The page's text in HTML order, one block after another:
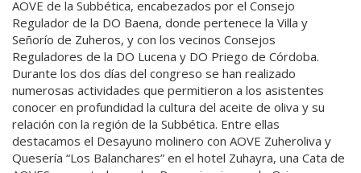
AOVE de la Subbética, encabezados por el Consejo
Regulador de la DO Baena, donde pertenece la Villa y
Señorío de Zuheros, y con los vecinos Consejos
Reguladores de la DO Lucena y DO Priego de Córdoba.
Durante los dos días del congreso se han realizado
numerosas actividades que permitieron a los asistentes
conocer en profundidad la cultura del aceite de oliva y su
relación con la región de la Subbética. Entre ellas
destacamos el Desayuno molinero con AOVE Zuheroliva y
Quesería “Los Balanchares” en el hotel Zuhayra, una Cata de